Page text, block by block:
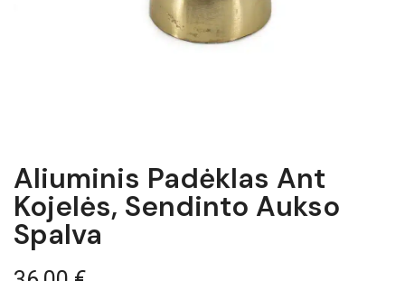
Aliuminis Padėklas Ant
Kojelės, Sendinto Aukso
Spalva